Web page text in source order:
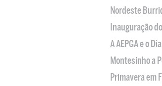
Nordeste
Inauguração
A AEPGA e o
Montesinho a
Primavera em